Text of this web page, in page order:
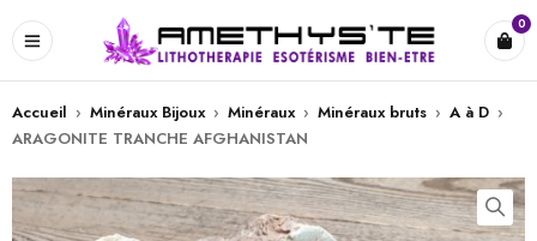
0
Accueil › Minéraux Bijoux › Minéraux › Minéraux bruts › A à D ›
ARAGONITE TRANCHE AFGHANISTAN